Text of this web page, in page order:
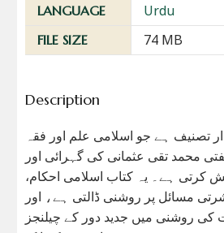
LANGUAGE Urdu
FILE SIZE 74 MB
Description
تصنیف ہے جو اسلامی علم اور فقہ
محمد تقی عثمانی کی گہرائی اور
کرتی ہے۔ یہ کتاب اسلامی احکام،
مسائل پر روشنی ڈالتی ہے، اور
روشنی میں جدید دور کے چیلنجز